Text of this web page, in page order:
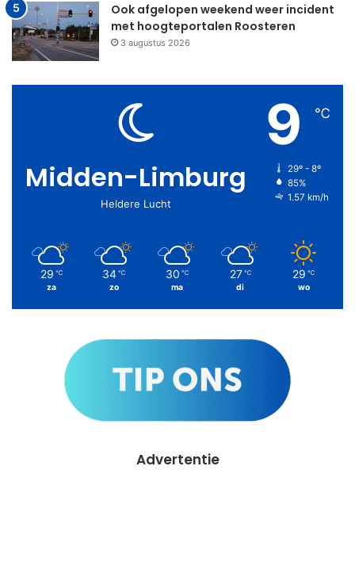
Ook afgelopen weekend weer incident
met hoogteportalen Roosteren
3 augustus 2026
Midden-Limburg
Heldere Lucht
9 ℃
29º - 8º
85%
1.57 km/h
29 ℃
za
34 ℃
zo
30 ℃
ma
27 ℃
di
29 ℃
wo
Advertentie